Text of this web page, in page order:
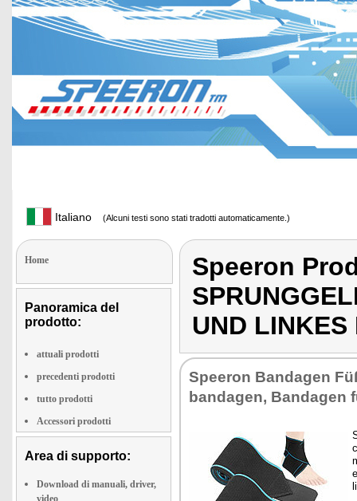
Italiano (Alcuni testi sono stati tradotti automaticamente.)
Home
Panoramica del
prodotto:
attuali prodotti
precedenti prodotti
tutto prodotti
Accessori prodotti
Area di supporto:
Download di manuali, driver,
video
Speeron
UND
Spee­ron Ban­da­gen
ban­da­gen, Ban­da­gen